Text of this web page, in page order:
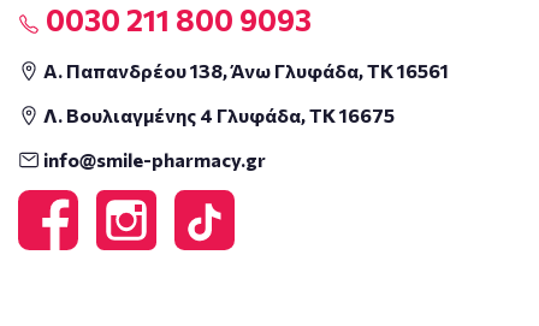
0030 211 800 9093
Α. Παπανδρέου 138, Άνω Γλυφάδα, ΤΚ 16561
Λ. Βουλιαγμένης 4 Γλυφάδα, ΤΚ 16675
info@smile-pharmacy.gr